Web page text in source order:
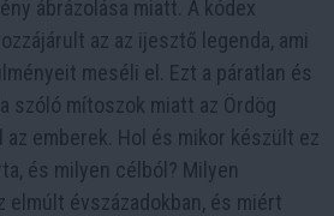
ábrázolása miatt. A kódex
az az ijesztő legenda, ami
meséli el. Ezt a páratlan és
szóló mítoszok miatt az Ördög
az emberek. Hol és mikor készült ez
és milyen célból? Milyen
elmúlt évszázadokban, és miért